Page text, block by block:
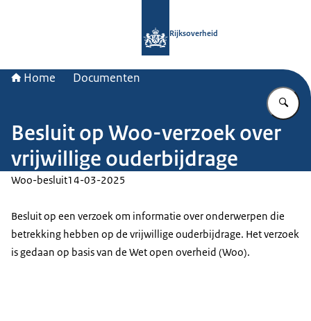
Rijksoverheid
Home Documenten
Besluit op Woo-verzoek over
vrijwillige ouderbijdrage
Woo-besluit14-03-2025
Besluit op een verzoek om informatie over onderwerpen die
betrekking hebben op de vrijwillige ouderbijdrage. Het verzoek
is gedaan op basis van de Wet open overheid (Woo).